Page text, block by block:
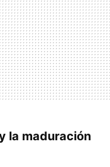
la maduración